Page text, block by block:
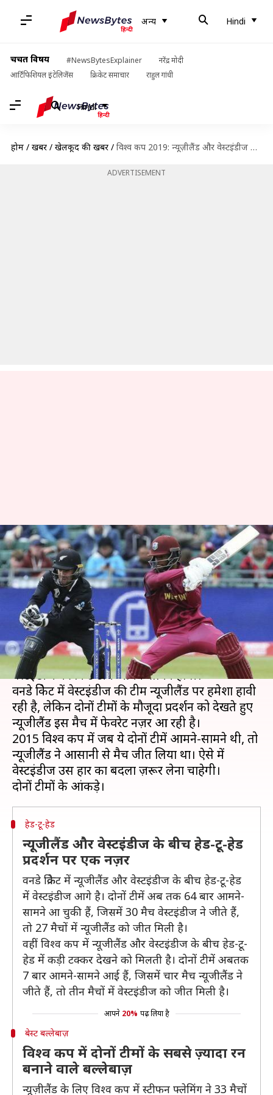
अन्य Hindi
चर्चित विषय #NewsBytesExplainer
नरेंद्र मोदी
आर्टिफिशियल इंटेलिजेंस
क्रिकेट समाचार राहुल गांधी
Hindi
होम / खबरें / खेलकूद की खबरें / विश्व कप 2019: न्यूज़ीलैंड और वेस्टइंडीज के विश्व कप के आंकड़े और पिच रिपोर्ट
ADVERTISEMENT
विश्व कप 2019: न्यूज़ीलैंड और
वेस्टइंडीज के विश्व कप के आंकड़े
और पिच रिपोर्ट
मोहम्मद वाहिद Jun 21, 2019 05:01 pm
क्या है खबर?
2019 क्रिकेट विश्व कप के 28वें मुकाबले में न्यूज़ीलैंड और
वेस्टइंडीज की क्रिकेट टीमें आमने-सामने होंगी।
वनडे क्रिकेट में वेस्टइंडीज की टीम न्यूजीलैंड पर हमेशा हावी
रही है, लेकिन दोनों टीमों के मौजूदा प्रदर्शन को देखते हुए
न्यूजीलैंड इस मैच में फेवरेट नज़र आ रही है।
2015 विश्व कप में जब ये दोनों टीमें आमने-सामने थी, तो
न्यूजीलैंड ने आसानी से मैच जीत लिया था। ऐसे में
वेस्टइंडीज उस हार का बदला ज़रूर लेना चाहेगी।
हेड-टू-हेड
न्यूजीलैंड और वेस्टइंडीज के बीच हेड-टू-हेड
प्रदर्शन पर एक नज़र
वनडे क्रिकेट में न्यूजीलैंड और वेस्टइंडीज के बीच हेड-टू-हेड
में वेस्टइंडीज आगे है। दोनों टीमें अब तक 64 बार आमने-
सामने आ चुकी हैं, जिसमें 30 मैच वेस्टइंडीज ने जीते हैं,
तो 27 मैचों में न्यूजीलैंड को जीत मिली है।
वहीं विश्व कप में न्यूजीलैंड और वेस्टइंडीज के बीच हेड-टू-
हेड में कड़ी टक्कर देखने को मिलती है। दोनों टीमें अबतक
7 बार आमने-सामने आई हैं, जिसमें चार मैच न्यूजीलैंड ने
जीते हैं, तो तीन मैचों में वेस्टइंडीज को जीत मिली है।
आपने 20% पढ़ लिया है
बेस्ट बल्लेबाज़
विश्व कप में दोनों टीमों के सबसे ज़्यादा रन
बनाने वाले बल्लेबाज़
न्यूज़ीलैंड के लिए विश्व कप में स्टीफन फ्लेमिंग ने 33 मैचों